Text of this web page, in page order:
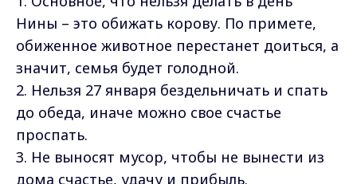
Нины – это обижать корову. По примете,
обиженное животное перестанет доиться, а
значит, семья будет голодной.
2. Нельзя 27 января бездельничать и спать
до обеда, иначе можно свое счастье
проспать.
3. Не выносят мусор, чтобы не вынести из
дома счастье, удачу и прибыль.